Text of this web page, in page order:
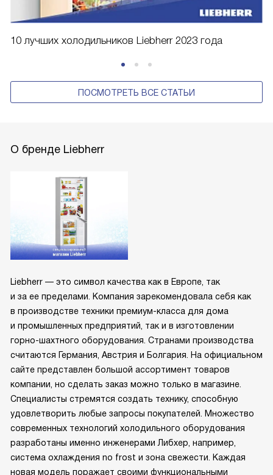
10 лучших холодильников Liebherr 2023 года
ПОСМОТРЕТЬ ВСЕ СТАТЬИ
О бренде Liebherr
Liebherr — это символ качества как в Европе, так
и за ее пределами. Компания зарекомендовала себя как
в производстве техники премиум-класса для дома
и промышленных предприятий, так и в изготовлении
горно-шахтного оборудования. Странами производства
считаются Германия, Австрия и Болгария. На официальном
сайте представлен большой ассортимент товаров
компании, но сделать заказ можно только в магазине.
Специалисты стремятся создать технику, способную
удовлетворить любые запросы покупателей. Множество
современных технологий холодильного оборудования
разработаны именно инженерами Либхер, например,
система охлаждения no frost и зона свежести. Каждая
новая модель поражает своими функциональными